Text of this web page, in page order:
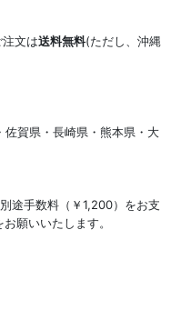
文は送料無料(ただし、沖縄
佐賀県・長崎県・熊本県・大
途手数料（￥1,200）をお支
願いいたします。